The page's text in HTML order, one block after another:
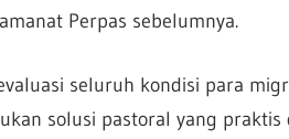
Perpas sebelumnya.
seluruh kondisi para
solusi pastoral yang